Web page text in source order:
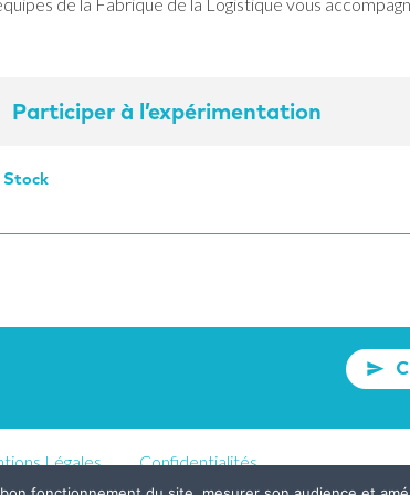
Participer à l’expérimentation
Stock
Légales Confidentialités